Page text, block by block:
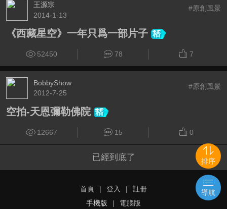
王源宗
2014-1-13
#原創風景
《西藏星空》一年只爲一部片子
52450 78 7
BobbyShow
2012-7-25
#原創風景
空拍-天恩彌勒佛院
12667 15 0
已經到底了
首頁 | 登入 |
註冊
手機版
| 電腦版
排序
導航